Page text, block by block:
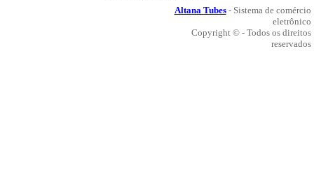
Altana Tubes- Sistema de comércio
eletrônico
Copyright © - Todos os direitos
reservados